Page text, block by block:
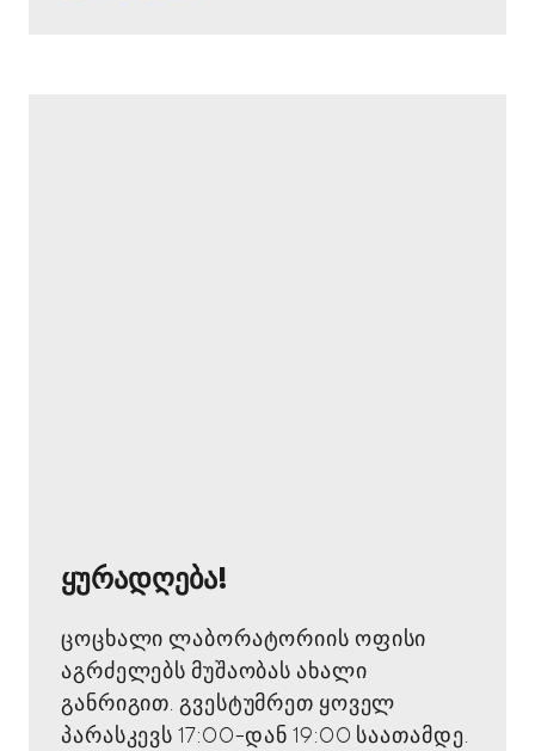
ყურადღება!
ცოცხალი ლაბორატორიის ოფისი
აგრძელებს მუშაობას ახალი
განრიგით. გვესტუმრეთ ყოველ
პარასკევს 17:00-დან 19:00 საათამდე.